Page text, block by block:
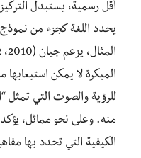
أقل رسمية، يستبدل
يحدد اللغة كجزء من
المبكرة لا يمكن استيعابها
للرؤية والصوت التي تمثل